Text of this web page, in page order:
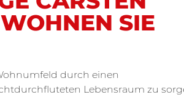
SIE
Lebensraum zu